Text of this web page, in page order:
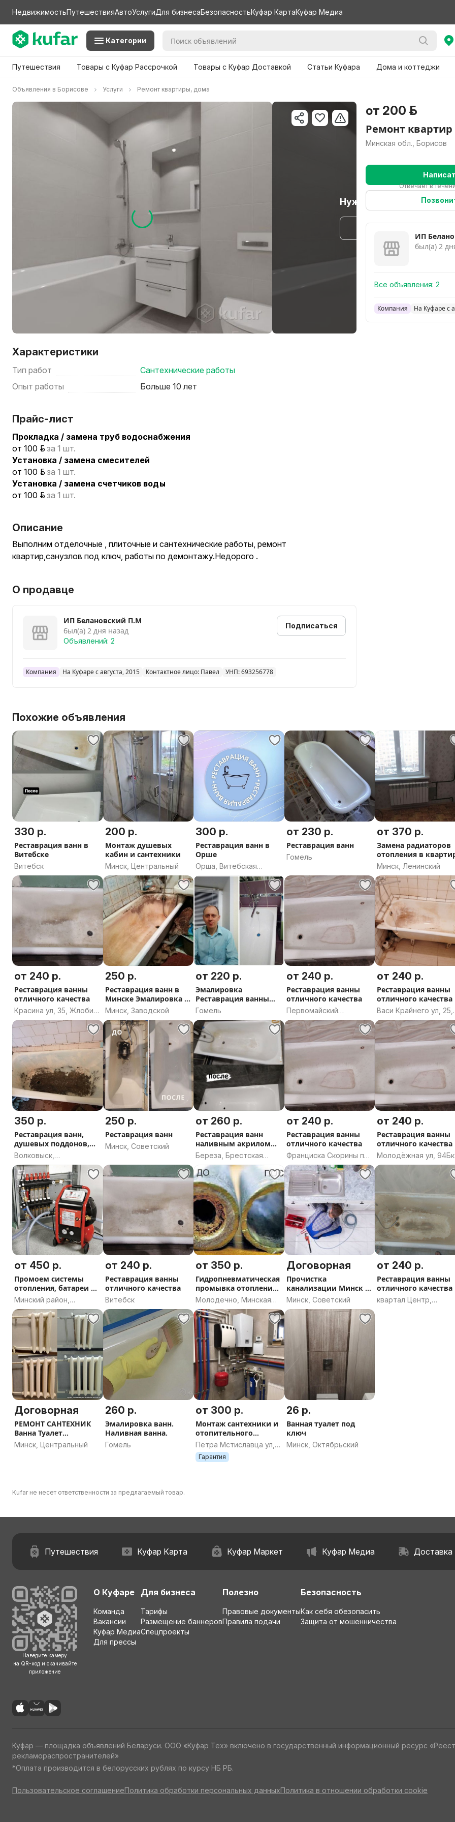
НедвижимостьПутешествияАвтоУслугиДля бизнесаБезопасностьКуфар КартаКуфар Медиа
Категории
Путешествия Товары с Куфар Рассрочкой Товары с Куфар Доставкой Статьи Куфара Дома и коттеджи
Объявления в Борисове Услуги Ремонт квартиры, дома
Нужно больше
Характеристики
Тип работ
Сантехнические работы
Опыт работы
Больше 10 лет
Прайс-лист
Прокладка / замена труб водоснабжения
от 100 р. за 1 шт.
Установка / замена смесителей
от 100 р. за 1 шт.
Установка / замена счетчиков воды
от 100 р. за 1 шт.
Описание
Выполним отделочные , плиточные и сантехнические работы, ремонт
квартир,санузлов под ключ, работы по демонтажу.Недорого .
О продавце
ИП Белановский П.М
был(а) 2 дня назад
Объявлений: 2
Подписаться
Компания На Куфаре с августа, 2015 Контактное лицо: Павел УНП: 693256778
Похожие объявления
330 р.
Реставрация ванн в
Витебске
Витебск
200 р.
Монтаж душевых
кабин и сантехники
Минск, Центральный
300 р.
Реставрация ванн в
Орше
Орша, Витебская
область
от 230 р.
Реставрация ванн
Гомель
от 370 р.
Замена радиаторов
отопления в
Минск, Ленинский
от 240 р.
Реставрация ванны
отличного качества
Красина ул, 35, Жлобин,
Жлобинский район,
Гомельская область
250 р.
Реставрация ванн в
Минске Эмалировка ,
Покраска
Минск, Заводской
от 220 р.
Эмалировка
Реставрация ванны
Налив Акрил Гомель.
Гомель
от 240 р.
Реставрация ванны
отличного качества
Первомайский
переулок, 9К1, Мозырь,
Мозырский район,
Гомельская область
от 240 р.
Реставрация ванны
отличного качества
Васи Крайнего ул, 25,
Слоним, Слонимский
район, Гродненская
область
350 р.
Реставрация ванн,
душевых поддонов,
умывальников
Волковыск,
Гродненская область
250 р.
Реставрация ванн
Минск, Советский
от 260 р.
Реставрация ванн
наливным акрилом
Береза и район
Береза, Брестская
область
от 240 р.
Реставрация ванны
отличного качества
Франциска Скорины пр,
13, Полоцк, Полоцкий
район, Витебская
область
от 240 р.
Реставрация ванны
отличного качества
Молодёжная ул,
Новополоцк, город
областного
область
от 450 р.
Промоем системы
отопления, батареи и
котлы
Минский район,
Минская область
от 240 р.
Реставрация ванны
отличного качества
Витебск
от 350 р.
Гидропневматическая
промывка отопления,
опрессовка
Молодечно, Минская
область
Договорная
Прочистка
канализации Минск /
Срочный выезд 24/7
Минск, Советский
от 240 р.
Реставрация ванны
отличного качества
квартал Центр,
Договорная
РЕМОНТ САНТЕХНИК
Ванна Туалет
Умывальник
Минск, Центральный
260 р.
Эмалировка ванн.
Наливная ванна.
Гомель
от 300 р.
Монтаж сантехники и
отопительного
оборудования
Петра Мстиславца ул,
4, Минск
Гарантия
26 р.
Ванная туалет под
ключ
Минск, Октябрьский
Kufar не несет ответственности за предлагаемый товар.
от 200 р.
Ремонт
Минская обл., Борисов
Отвечает в
ИП
был(а) 2
Все объявления: 2
Компания На Куфаре с
Путешествия Куфар Карта Куфар Маркет Куфар Медиа Доставка
Наведите камеру
на QR-код и скачивайте
приложение
О Куфаре
Команда
Вакансии
Куфар Медиа
Для прессы
Для бизнеса
Тарифы
Размещение баннеров
Спецпроекты
Полезно
Правовые документы
Правила подачи
Безопасность
Как себя обезопасить
Защита от мошенничества
Куфар — площадка объявлений Беларуси. ООО «Куфар Тех» включено в государственный информационный ресурс
рекламораспространителей»
*Оплата производится в белорусских рублях по курсу НБ РБ.
Пользовательское соглашениеПолитика обработки персональных данныхПолитика в отношении обработки cookie